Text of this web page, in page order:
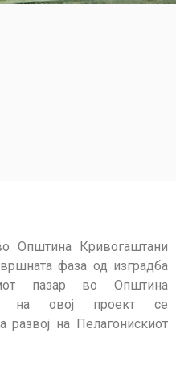
Општина Кривогаштани
фаза од изградба
пазар во Општина
на овој проект се
развој на Пелагонискиот